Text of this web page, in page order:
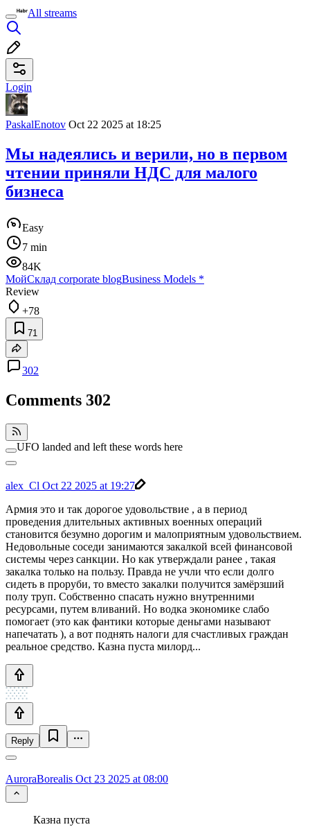
All streams
Login
PaskalEnotov Oct 22 2025 at 18:25
Мы надеялись и верили, но в первом
чтении приняли НДС для малого
бизнеса
Easy
7 min
84K
МойСклад corporate blogBusiness Models *
Review
+78
71
302
Comments 302
UFO landed and left these words here
alex_Cl Oct 22 2025 at 19:27
Армия это и так дорогое удовольствие , а в период
проведения длительных активных военных операций
становится безумно дорогим и малоприятным удовольствием.
Недовольные соседи занимаются закалкой всей финансовой
системы через санкции. Но как утверждали ранее , такая
закалка только на пользу. Правда не учли что если долго
сидеть в проруби, то вместо закалки получится замёрзший
полу труп. Собственно спасать нужно внутренними
ресурсами, путем вливаний. Но водка экономике слабо
помогает (это как фантики которые деньгами называют
напечатать ), а вот поднять налоги для счастливых граждан
реальное средство. Казна пуста милорд...
Reply
AuroraBorealis Oct 23 2025 at 08:00
Казна пуста